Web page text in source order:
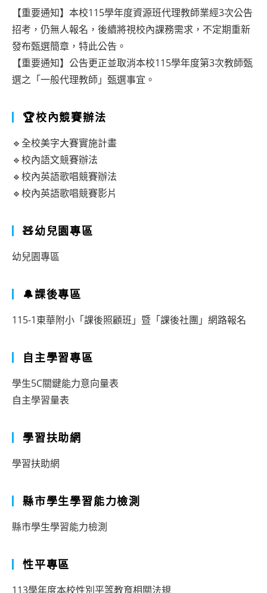
【重要通知】本校115學年度資源班代理教師業經3次公告
招考，仍無人報名，後續將視校內課務需求，不定期重新
發布甄選簡章，特此公告。
【重要通知】公告更正並取消本校115學年度第3次教師甄
選之「一般代理教師」甄選事宜。
🏆校內競賽辦法
🔹全校美字大賽實施計畫
🔹校內語文競賽辦法
🔹校內英語歌唱競賽辦法
🔹校內英語歌唱競賽影片
🧸幼兒園專區
幼兒園專區
🔔課後專區
115-1東華附小「課後照顧班」暨「課後社團」網路報名
自主學習專區
學生5C關鍵能力意向量表
自主學習量表
學習扶助網
學習扶助網
縣市學生學習能力檢測
縣市學生學習能力檢測
性平專區
113學年度本校性別平等教育相關法規